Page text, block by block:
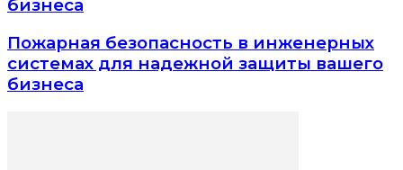
бизнеса
Пожарная безопасность в инженерных
системах для надежной защиты вашего
бизнеса